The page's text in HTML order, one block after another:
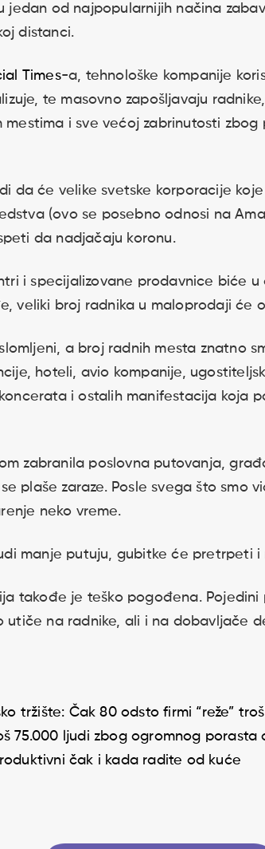
jedan od najpopularnijih načina
distanci.
Times-a, tehnološke kompanije
te masovno zapošljavaju
mestima i sve većoj zabrinutosti
da će velike svetske korporacije
(ovo se posebno odnosi na
da nadjačaju koronu.
i specijalizovane prodavnice biće
veliki broj radnika u maloprodaji će
a broj radnih mesta znatno
hoteli, avio kompanije,
i ostalih manifestacija koja
zabranila poslovna putovanja,
plaše zaraze. Posle svega što smo
neko vreme.
manje putuju, gubitke će pretrpeti i
takođe je teško pogođena. Pojedini
utiče na radnike, ali i na dobavljače
tržište: Čak 80 odsto firmi “reže”
75.000 ljudi zbog ogromnog porasta
čak i kada radite od kuće